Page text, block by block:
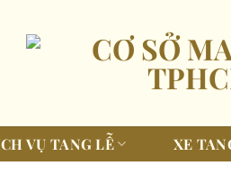
VỤ TANG LỄ XE